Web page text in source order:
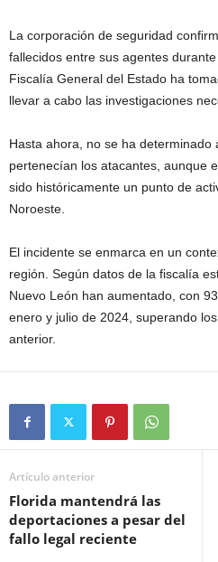
La corporación de seguridad
fallecidos entre sus agentes
Fiscalía General del Estado ha
llevar a cabo las investigaciones
Hasta ahora, no se ha determinado
pertenecían los atacantes, aunque
sido históricamente un punto de
Noroeste.
El incidente se enmarca en un
región. Según datos de la fiscalía
Nuevo León han aumentado, con
enero y julio de 2024, superando
anterior.
Artículo anterior
Florida mantendrá las
deportaciones a pesar del
fallo legal reciente